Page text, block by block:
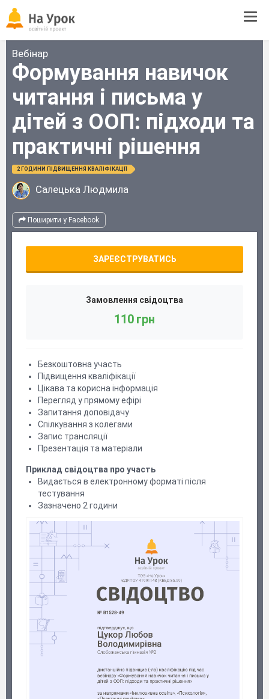
Вебінар
Формування навичок
читання і письма у
дітей з ООП: підходи та
практичні рішення
2 ГОДИНИ ПІДВИЩЕННЯ КВАЛІФІКАЦІЇ
Салецька Людмила
Поширити у Facebook
ЗАРЕЄСТРУВАТИСЬ
Замовлення свідоцтва
110 грн
Безкоштовна участь
Підвищення кваліфікації
Цікава та корисна інформація
Перегляд у прямому ефірі
Запитання доповідачу
Спілкування з колегами
Запис трансляції
Презентація та матеріали
Приклад свідоцтва про участь
Видається в електронному форматі після
тестування
Зазначено 2 години